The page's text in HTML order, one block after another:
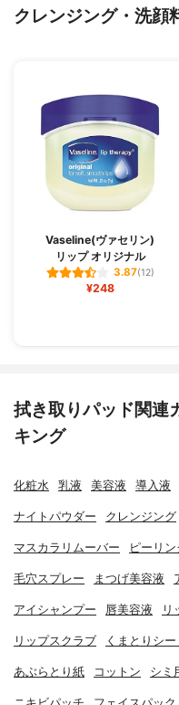
クレンジング・洗顔
Vaseline(ヴァセリン)
リップ オリジナル
3.87(12)
¥248
拭き取りパッド関連
キング
化粧水 乳液 美容液 導入液
ナイトパウダー クレンジング
マスカラリムーバー ピーリ
毛穴スプレー まつげ美容液
アイシャンプー 唇美容液 リ
リップスクラブ くまとりシ
あぶらとり紙 コットン シミ